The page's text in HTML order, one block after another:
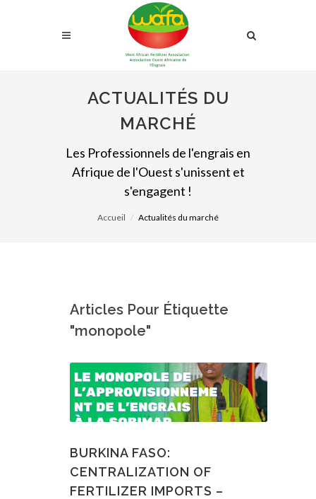
ACTUALITÉS DU
MARCHÉ
Les Professionnels de l'engrais en
Afrique de l'Ouest s'unissent et
s'engagent !
Accueil Actualités du marché
Articles Pour Étiquette
"monopole"
BURKINA FASO:
CENTRALIZATION OF
FERTILIZER IMPORTS –